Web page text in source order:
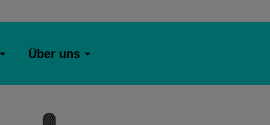
Über uns